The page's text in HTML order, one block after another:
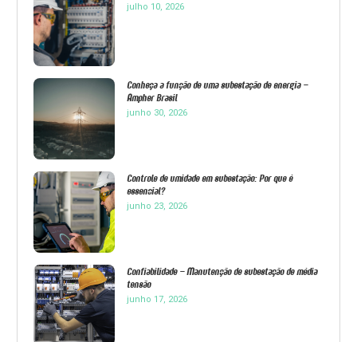
julho 10, 2026
Conheça a função de uma subestação de energia –
Ampher Brasil
junho 30, 2026
Controle de umidade em subestação: Por que é
essencial?
junho 23, 2026
Confiabilidade – Manutenção de subestação de média
tensão
junho 17, 2026